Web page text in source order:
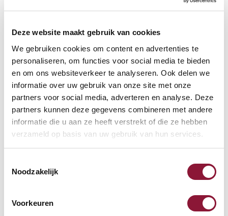
Deze website maakt gebruik van cookies
We gebruiken cookies om content en advertenties te
personaliseren, om functies voor social media te bieden
en om ons websiteverkeer te analyseren. Ook delen we
informatie over uw gebruik van onze site met onze
partners voor social media, adverteren en analyse. Deze
partners kunnen deze gegevens combineren met andere
informatie die u aan ze heeft verstrekt of die ze hebben
verzameld op basis van uw gebruik van hun services.
Noodzakelijk
Voorkeuren
FUSSRING ?
FUSSRING AUS POLIERTEM ALUMINIUM ?
Verfügbar